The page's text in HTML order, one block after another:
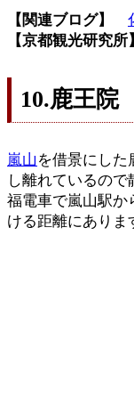
【関連ブログ】
【京都観光研究所】
10.鹿王院
嵐山 を借景にした
し離れているの
福電車で嵐山駅か
ける距離にありま